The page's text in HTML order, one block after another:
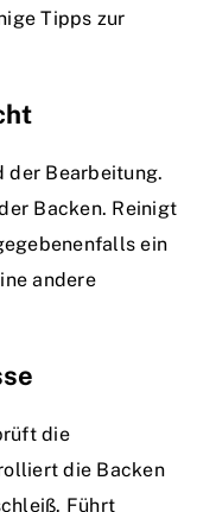
Tipps zur
der Bearbeitung.
Backen. Reinigt
ein
andere
die
die Backen
Führt